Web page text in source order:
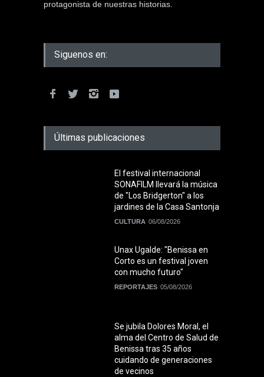
protagonista de nuestras historias.
Siguenos en:
Últimas publicaciones
El festival internacional
SONAFILM llevará la música
de "Los Bridgerton" a los
jardines de la Casa Santonja
CULTURA 06/08/2026
Unax Ugalde: "Benissa en
Corto es un festival joven
con mucho futuro"
REPORTAJES 05/08/2026
Se jubila Dolores Moral, el
alma del Centro de Salud de
Benissa tras 35 años
cuidando de generaciones
de vecinos